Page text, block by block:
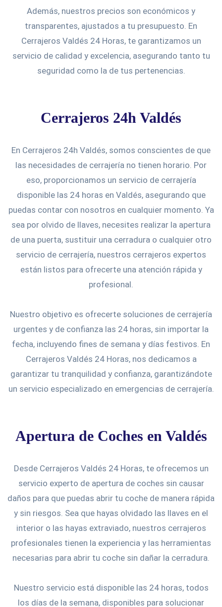
Además, nuestros precios son económicos y
transparentes, ajustados a tu presupuesto. En
Cerrajeros Valdés 24 Horas, te garantizamos un
servicio de calidad y excelencia, asegurando tanto tu
seguridad como la de tus pertenencias.
Cerrajeros 24h Valdés
En Cerrajeros 24h Valdés, somos conscientes de que
las necesidades de cerrajería no tienen horario. Por
eso, proporcionamos un servicio de cerrajería
disponible las 24 horas en Valdés, asegurando que
puedas contar con nosotros en cualquier momento. Ya
sea por olvido de llaves, necesites realizar la apertura
de una puerta, sustituir una cerradura o cualquier otro
servicio de cerrajería, nuestros cerrajeros expertos
están listos para ofrecerte una atención rápida y
profesional.
Nuestro objetivo es ofrecerte soluciones de cerrajería
urgentes y de confianza las 24 horas, sin importar la
fecha, incluyendo fines de semana y días festivos. En
Cerrajeros Valdés 24 Horas, nos dedicamos a
garantizar tu tranquilidad y confianza, garantizándote
un servicio especializado en emergencias de cerrajería.
Apertura de Coches en Valdés
Desde Cerrajeros Valdés 24 Horas, te ofrecemos un
servicio experto de apertura de coches sin causar
daños para que puedas abrir tu coche de manera rápida
y sin riesgos. Sea que hayas olvidado las llaves en el
interior o las hayas extraviado, nuestros cerrajeros
profesionales tienen la experiencia y las herramientas
necesarias para abrir tu coche sin dañar la cerradura.
Nuestro servicio está disponible las 24 horas, todos
los días de la semana, disponibles para solucionar